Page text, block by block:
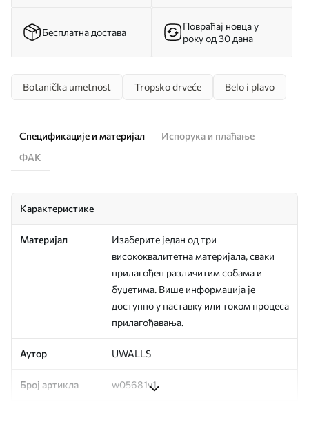
Бесплатна достава
Повраћај новца у
року од 30 дана
Botanička umetnost Tropsko drveće Belo i plavo
Спецификације и материјал
Испорука и плаћање
ФАК
Карактеристике
Материјал
Изаберите један од три
висококвалитетна материјала, сваки
прилагођен различитим собама и
буџетима. Више информација је
доступно у наставку или током процеса
прилагођавања.
Аутор UWALLS
Број артикла w05681v1